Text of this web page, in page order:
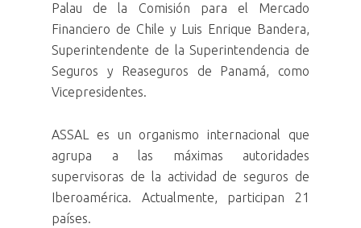
Palau de la Comisión para el Mercado
Financiero de Chile y Luis Enrique Bandera,
Superintendente de la Superintendencia de
Seguros y Reaseguros de Panamá, como
Vicepresidentes.
ASSAL es un organismo internacional que
agrupa a las máximas autoridades
supervisoras de la actividad de seguros de
Iberoamérica. Actualmente, participan 21
países.